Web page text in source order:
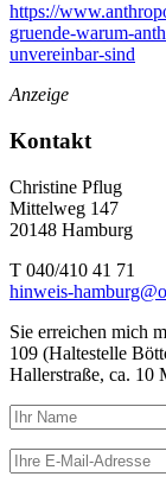
https://
gruende-warum-
unvereinbar-sind
Anzeige
Kontakt
Christine Pflug
Mittelweg 147
20148 Hamburg
T 040/410 41 71
hinweis-
Sie erreichen mich
109 (Haltestelle
Hallerstraße, ca. 10